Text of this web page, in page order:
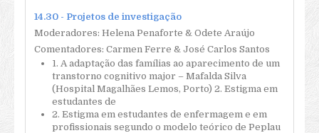
Eventos Realizados
VIII Congresso
Informações Gerais
Regulamento
Ficha de Inscrição
Orientações de Submissão de Propostas
14.30 - Projetos de investigação
Moderadores: Helena Penaforte & Odete Araújo
Comentadores: Carmen Ferre & José Carlos Santos
1. A adaptação das famílias ao aparecimento de um
transtorno cognitivo major – Mafalda Silva
(Hospital Magalhães Lemos, Porto) 2. Estigma em
estudantes de
2. Estigma em estudantes de enfermagem e em
profissionais segundo o modelo teórico de Peplau